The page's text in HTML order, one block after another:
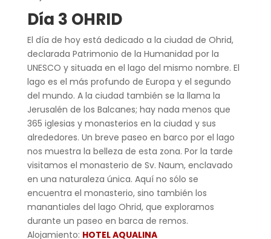
Día 3 OHRID
El día de hoy está dedicado a la ciudad de Ohrid,
declarada Patrimonio de la Humanidad por la
UNESCO y situada en el lago del mismo nombre. El
lago es el más profundo de Europa y el segundo
del mundo. A la ciudad también se la llama la
Jerusalén de los Balcanes; hay nada menos que
365 iglesias y monasterios en la ciudad y sus
alrededores. Un breve paseo en barco por el lago
nos muestra la belleza de esta zona. Por la tarde
visitamos el monasterio de Sv. Naum, enclavado
en una naturaleza única. Aquí no sólo se
encuentra el monasterio, sino también los
manantiales del lago Ohrid, que exploramos
durante un paseo en barca de remos.
Alojamiento: HOTEL AQUALINA